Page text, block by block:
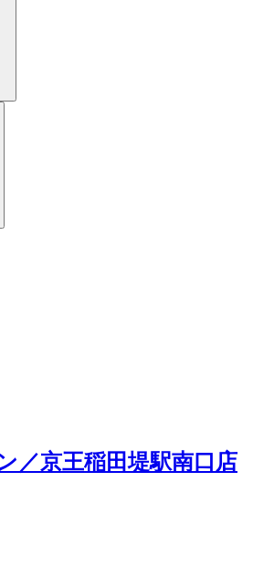
／京王稲田堤駅南口店